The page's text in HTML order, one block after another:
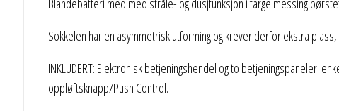
Blandebatteri med med stråle- og dusjfunksjon i farge messing
Sokkelen har en asymmetrisk utforming og krever derfor ekstra
INKLUDERT: Elektronisk betjeningshendel og to betjeningspaneler:
oppløftsknapp/Push Control.